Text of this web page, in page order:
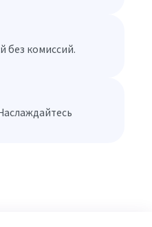
без комиссий.